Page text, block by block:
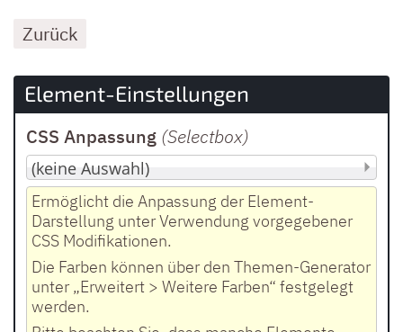
Zurück
Element-Einstellungen
CSS Anpassung (Selectbox)
Ermöglicht die Anpassung der Element-
Darstellung unter Verwendung vorgegebener
CSS Modifikationen.
Die Farben können über den Themen-Generator
unter „Erweitert > Weitere Farben“ festgelegt
werden.